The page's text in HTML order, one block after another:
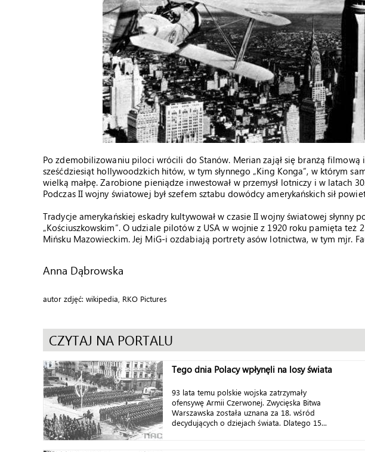
Po zdemobilizowaniu piloci wrócili do Stanów. Merian zajął się branżą filmową i
sześćdziesiąt hollywoodzkich hitów, w tym słynnego „King Konga”, w którym
wielką małpę. Zarobione pieniądze inwestował w przemysł lotniczy i w latach
Podczas II wojny światowej był szefem sztabu dowódcy amerykańskich sił
Tradycje amerykańskiej eskadry kultywował w czasie II wojny światowej słynny
„Kościuszkowskim”. O udziale pilotów z USA w wojnie z 1920 roku pamięta też
Mińsku Mazowieckim. Jej MiG-i ozdabiają portrety asów lotnictwa, w tym mjr.
Anna Dąbrowska
autor zdjęć: wikipedia, RKO Pictures
CZYTAJ NA PORTALU
Tego dnia Polacy wpłynęli na losy świata
93 lata temu polskie wojska zatrzymały
ofensywę Armii Czerwonej. Zwycięska Bitwa
Warszawska została uznana za 18. wśród
decydujących o dziejach świata. Dlatego 15...